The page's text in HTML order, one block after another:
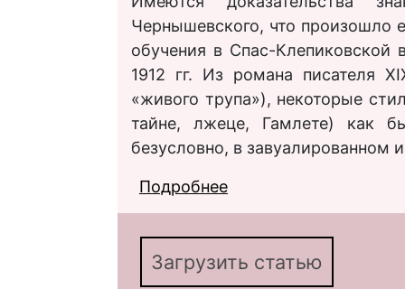
Чернышевского, что произошло
обучения в Спас-Клепиковской
1912 гг. Из романа писателя
«живого трупа»), некоторые
тайне, лжеце, Гамлете) как
безусловно, в завуалированном
Подробнее
повесть «Яр» С. А.
Загрузить статью